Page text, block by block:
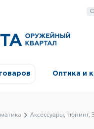
Оптика и
Аксессуары, тюнинг,